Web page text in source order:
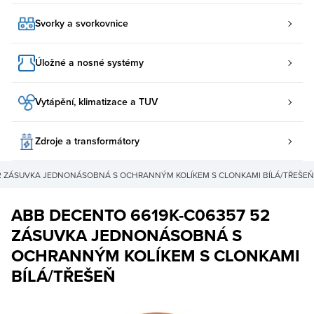
Svorky a svorkovnice
Úložné a nosné systémy
Vytápění, klimatizace a TUV
Zdroje a transformátory
JEDNONÁSOBNÁ S OCHRANNÝM KOLÍKEM S CLONKAMI BÍLÁ/TŘEŠEŇ
ABB DECENTO 6619K-C06357 52
ZÁSUVKA JEDNONÁSOBNÁ S
OCHRANNÝM KOLÍKEM S CLONKAMI
BÍLÁ/TŘEŠEŇ